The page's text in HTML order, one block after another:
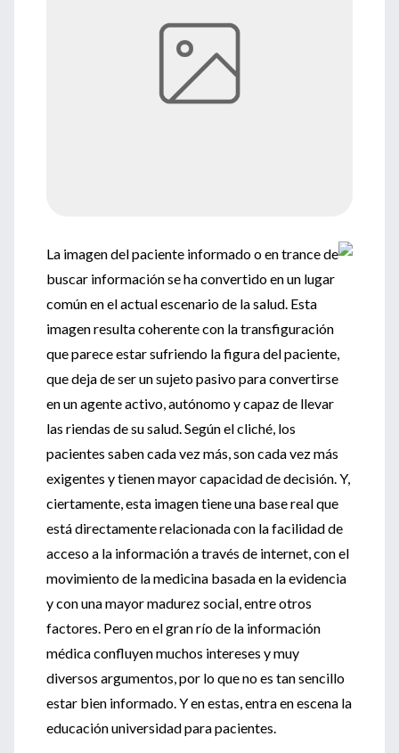
La imagen del paciente informado o en trance de
buscar información se ha convertido en un lugar
común en el actual escenario de la salud. Esta
imagen resulta coherente con la transfiguración
que parece estar sufriendo la figura del paciente,
que deja de ser un sujeto pasivo para convertirse
en un agente activo, autónomo y capaz de llevar
las riendas de su salud. Según el cliché, los
pacientes saben cada vez más, son cada vez más
exigentes y tienen mayor capacidad de decisión. Y,
ciertamente, esta imagen tiene una base real que
está directamente relacionada con la facilidad de
acceso a la información a través de internet, con el
movimiento de la medicina basada en la evidencia
y con una mayor madurez social, entre otros
factores. Pero en el gran río de la información
médica confluyen muchos intereses y muy
diversos argumentos, por lo que no es tan sencillo
estar bien informado. Y en estas, entra en escena la
educación universidad para pacientes.